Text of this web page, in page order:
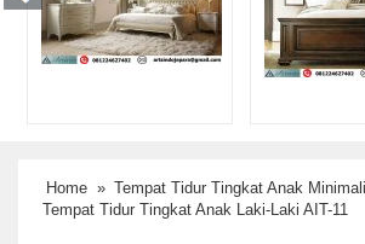
Home » Tempat Tidur Tingkat Anak
Tempat Tidur Tingkat Anak Laki-Laki AIT-11